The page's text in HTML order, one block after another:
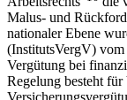
Malus- und
nationaler Ebene
(InstitutsVergV)
Vergütung bei
Regelung besteht